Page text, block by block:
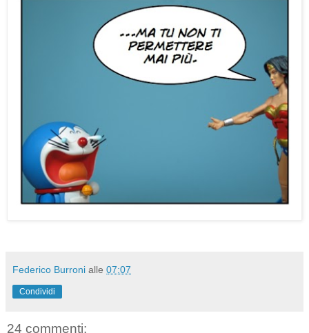
Federico Burroni alle 07:07
Condividi
24 commenti: